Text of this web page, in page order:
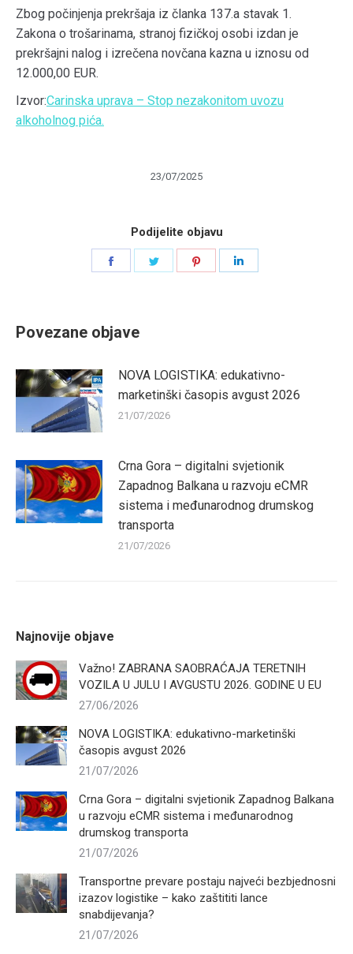
Zbog počinjenja prekršaja iz članka 137.a stavak 1.
Zakona o trošarinama, stranoj fizičkoj osobi izdan je
prekršajni nalog i izrečena novčana kazna u iznosu od
12.000,00 EUR.
Izvor:Carinska uprava – Stop nezakonitom uvozu
alkoholnog pića.
23/07/2025
Podijelite objavu
Povezane objave
NOVA LOGISTIKA: edukativno-
marketinški časopis avgust 2026
21/07/2026
Crna Gora – digitalni svjetionik
Zapadnog Balkana u razvoju eCMR
sistema i međunarodnog drumskog
transporta
21/07/2026
Najnovije objave
Važno! ZABRANA SAOBRAĆAJA TERETNIH
VOZILA U JULU I AVGUSTU 2026. GODINE U EU
27/06/2026
NOVA LOGISTIKA: edukativno-marketinški
časopis avgust 2026
21/07/2026
Crna Gora – digitalni svjetionik Zapadnog Balkana
u razvoju eCMR sistema i međunarodnog
drumskog transporta
21/07/2026
Transportne prevare postaju najveći bezbjednosni
izazov logistike – kako zaštititi lance
snabdijevanja?
21/07/2026